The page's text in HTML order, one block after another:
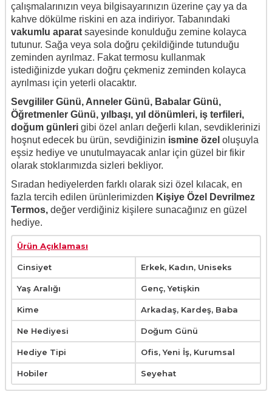
çalışmalarınızın veya bilgisayarınızın üzerine çay ya da
kahve dökülme riskini en aza indiriyor. Tabanındaki
vakumlu aparat sayesinde konulduğu zemine kolayca
tutunur. Sağa veya sola doğru çekildiğinde tutunduğu
zeminden ayrılmaz. Fakat termosu kullanmak
istediğinizde yukarı doğru çekmeniz zeminden kolayca
ayrılması için yeterli olacaktır.
Sevgililer Günü, Anneler Günü, Babalar Günü,
Öğretmenler Günü, yılbaşı, yıl dönümleri, iş terfileri,
doğum günleri gibi özel anları değerli kılan, sevdiklerinizi
hoşnut edecek bu ürün, sevdiğinizin ismine özel oluşuyla
eşsiz hediye ve unutulmayacak anlar için güzel bir fikir
olarak stoklarımızda sizleri bekliyor.
Sıradan hediyelerden farklı olarak sizi özel kılacak, en
fazla tercih edilen ürünlerimizden Kişiye Özel Devrilmez
Termos, değer verdiğiniz kişilere sunacağınız en güzel
hediye.
Ürün Açıklaması
Cinsiyet Erkek, Kadın, Uniseks
Yaş Aralığı Genç, Yetişkin
Kime Arkadaş, Kardeş, Baba
Ne Hediyesi Doğum Günü
Hediye Tipi Ofis, Yeni İş, Kurumsal
Hobiler Seyehat